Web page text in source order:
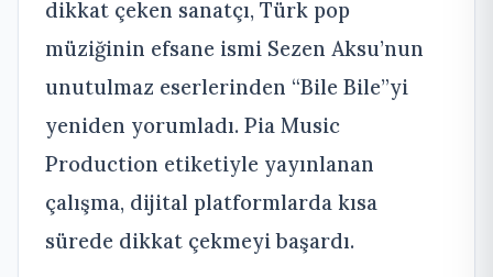
dikkat çeken sanatçı, Türk pop
müziğinin efsane ismi Sezen Aksu’nun
unutulmaz eserlerinden “Bile Bile”yi
yeniden yorumladı. Pia Music
Production etiketiyle yayınlanan
çalışma, dijital platformlarda kısa
sürede dikkat çekmeyi başardı.